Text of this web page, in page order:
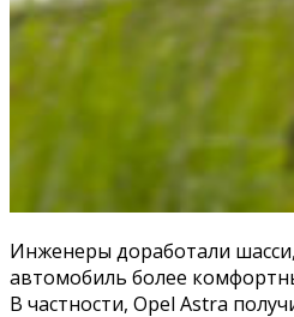
Инженеры доработали
автомобиль более
В частности, Opel Astra